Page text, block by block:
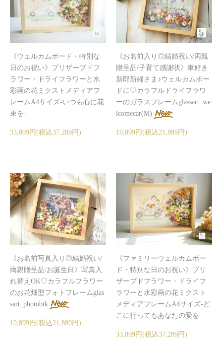
《ウェルカムボード・特別な
日のお祝い》プリザーブドフ
ラワー・ドライフラワーと水
彩画の花ミクストメディアフ
レームA4サイズ-いつも心に花
束を-
33,899円(税込37,289円)
《お名前入り◎結婚祝い/両親
贈呈品/子育て感謝状》車好き
新郎新婦さま♪ウェルカムボー
ドに♡カラフルドライフラワ
ーのガラスフレームglassart_we
lcomecar(M)
19,899円(税込21,889円)
《お名前写真入り◎結婚祝い/
両親贈呈品/お誕生日》写真入
れ替えOK♡カラフルフラワー
のお花畑型フォトフレームglas
sart_photobtk
19,899円(税込21,889円)
《ファミリーウェルカムボー
ド・特別な日のお祝い》プリ
ザーブドフラワー・ドライフ
ラワーと水彩画の花ミクスト
メディアフレームA4サイズ-ど
こに行ってもあなたの愛を-
33,899円(税込37,289円)